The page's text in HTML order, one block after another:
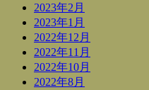
2023年2月
2023年1月
2022年12月
2022年11月
2022年10月
2022年8月